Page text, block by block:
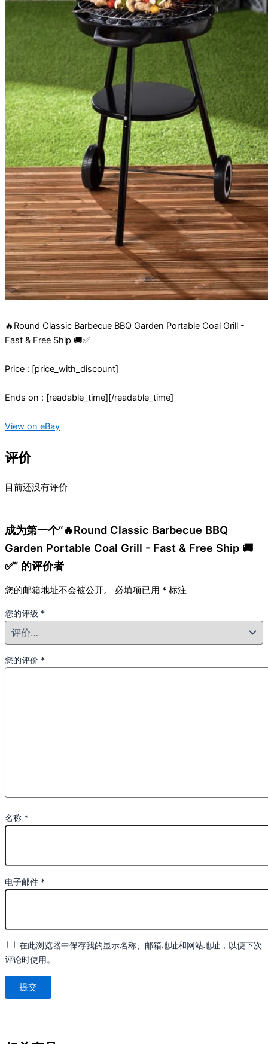
🔥Round Classic Barbecue BBQ Garden Portable Coal Grill -
Fast & Free Ship 🚚✅
Price : [price_with_discount]
Ends on : [readable_time][/readable_time]
View on eBay
评价
目前还没有评价
成为第一个“🔥Round Classic Barbecue BBQ
Garden Portable Coal Grill - Fast & Free Ship 🚚
✅” 的评价者
您的邮箱地址不会被公开。 必填项已用 * 标注
您的评级 *
您的评价 *
名称 *
电子邮件 *
在此浏览器中保存我的显示名称、邮箱地址和网站地址，以便下次
评论时使用。